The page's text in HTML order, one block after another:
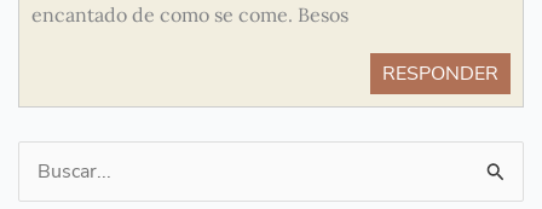
encantado de como se come. Besos
RESPONDER
Buscar
por: